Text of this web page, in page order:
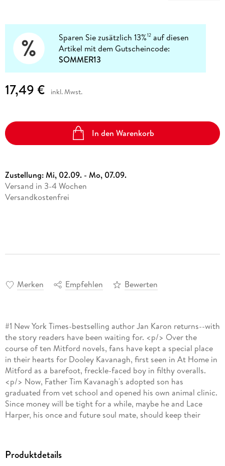
Sparen Sie zusätzlich 13%12 auf diesen
Artikel mit dem Gutscheincode:
SOMMER13
17,49 € inkl. Mwst.
In den Warenkorb
Zustellung:Mi, 02.09. - Mo, 07.09.
Versand in 3-4 Wochen
Versandkostenfrei
Merken Empfehlen Bewerten
#1 New York Times-bestselling author Jan Karon returns--with
the story readers have been waiting for. <p/> Over the
course of ten Mitford novels, fans have kept a special place
in their hearts for Dooley Kavanagh, first seen in At Home in
Mitford as a barefoot, freckle-faced boy in filthy overalls.
<p/> Now, Father Tim Kavanagh's adopted son has
graduated from vet school and opened his own animal clinic.
Since money will be tight for a while, maybe he and Lace
Harper, his once and future soul mate, should keep their
And once mucked out, the barn works as a perfect venue for
Produktdetails